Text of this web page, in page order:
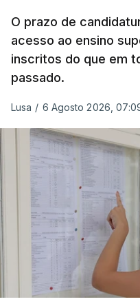
O prazo de
acesso ao ensino
inscritos do que em
passado.
Lusa / 6 Agosto 2026,